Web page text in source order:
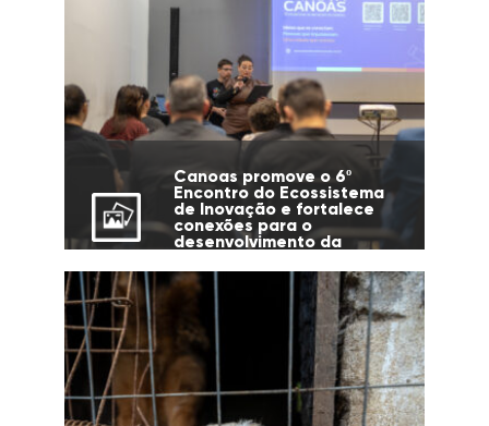
Canoas promove o 6º
Encontro do Ecossistema
de Inovação e fortalece
conexões para o
desenvolvimento da